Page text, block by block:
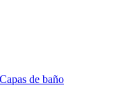
de baño